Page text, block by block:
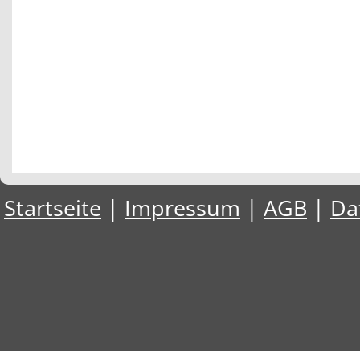
Startseite | Impressum | AGB |